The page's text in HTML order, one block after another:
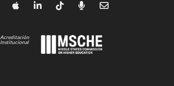
Acreditación
Institucional